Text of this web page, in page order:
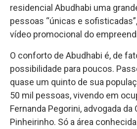
residencial Abudhabi uma
pessoas “únicas e
vídeo promocional do
O conforto de Abudhabi é, de
possibilidade para poucos.
quase um quinto de sua
50 mil pessoas, vivendo em
Fernanda Pegorini, advogada da
Pinheirinho. Só a área